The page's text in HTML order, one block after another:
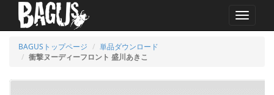
MENU
BAGUSトップページ
単品ダウンロード
衝撃ヌーディーフロント 盛川あきこ